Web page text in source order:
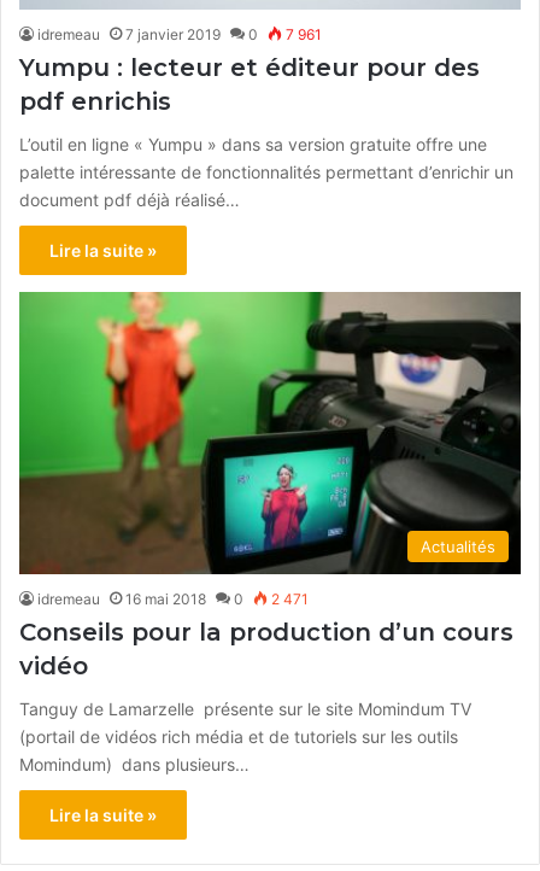
idremeau 7 janvier 2019 0 7 961
Yumpu : lecteur et éditeur pour des
pdf enrichis
L’outil en ligne « Yumpu » dans sa version gratuite offre une
palette intéressante de fonctionnalités permettant d’enrichir un
document pdf déjà réalisé…
Lire la suite »
Actualités
idremeau 16 mai 2018 0 2 471
Conseils pour la production d’un cours
vidéo
Tanguy de Lamarzelle présente sur le site Momindum TV
(portail de vidéos rich média et de tutoriels sur les outils
Momindum) dans plusieurs…
Lire la suite »